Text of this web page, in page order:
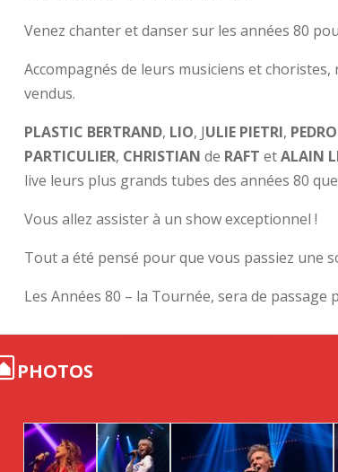
Venez chanter et danser sur les années 80
Accompagnés de leurs musiciens et
vendus.
PLASTIC BERTRAND, LIO, JULIE PIETRI,
PARTICULIER, CHRISTIAN de RAFTetALAIN
live leurs plus grands tubes des années 80
Vous allez assister à un show exceptionnel !
Tout a été pensé pour que vous passiez une
Les Années 80 – la Tournée, sera de
PHOTOS